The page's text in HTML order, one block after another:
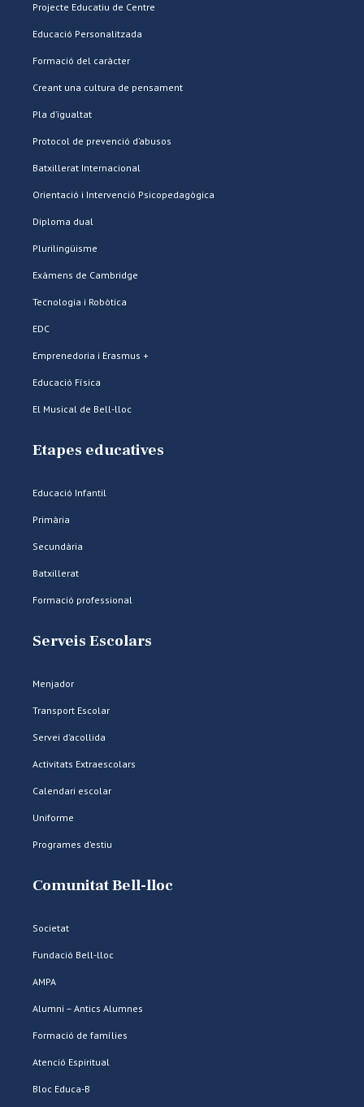
Projecte Educatiu de Centre
Educació Personalitzada
Formació del caràcter
Creant una cultura de pensament
Pla d’igualtat
Protocol de prevenció d’abusos
Batxillerat Internacional
Orientació i Intervenció Psicopedagògica
Diploma dual
Plurilingüisme
Exàmens de Cambridge
Tecnologia i Robòtica
EDC
Emprenedoria i Erasmus +
Educació Física
El Musical de Bell-lloc
Etapes educatives
Educació Infantil
Primària
Secundària
Batxillerat
Formació professional
Serveis Escolars
Menjador
Transport Escolar
Servei d’acollida
Activitats Extraescolars
Calendari escolar
Uniforme
Programes d’estiu
Comunitat Bell-lloc
Societat
Fundació Bell-lloc
AMPA
Alumni – Antics Alumnes
Formació de famílies
Atenció Espiritual
Bloc Educa-B